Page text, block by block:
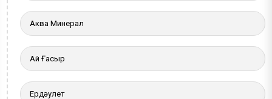
Аква Минерал
Ай Ғасыр
Ердәулет